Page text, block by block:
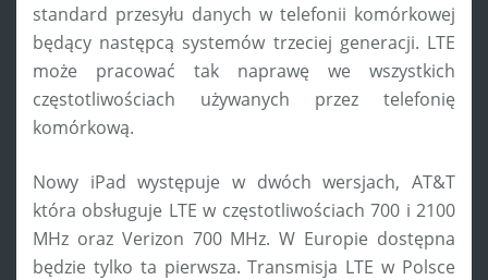
standard przesyłu danych w telefonii komórkowej
będący następcą systemów trzeciej generacji. LTE
może pracować tak naprawę we wszystkich
częstotliwościach używanych przez telefonię
komórkową.
Nowy iPad występuje w dwóch wersjach, AT&T
która obsługuje LTE w częstotliwościach 700 i 2100
MHz oraz Verizon 700 MHz. W Europie dostępna
będzie tylko ta pierwsza. Transmisja LTE w Polsce